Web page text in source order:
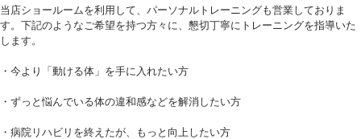
当店ショールームを利用して、パーソナルトレーニングも営業しておりま
す。下記のようなご希望を持つ方々に、懇切丁寧にトレーニングを指導いた
します。
・今より「動ける体」を手に入れたい方
・ずっと悩んでいる体の違和感などを解消したい方
・病院リハビリを終えたが、もっと向上したい方